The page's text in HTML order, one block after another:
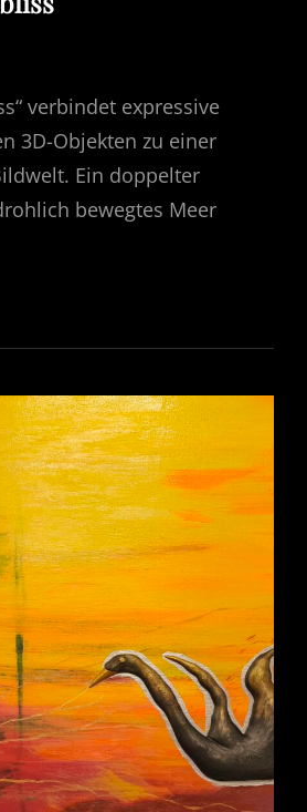
verbindet expressive
3D-Objekten zu einer
Ein doppelter
bewegtes Meer